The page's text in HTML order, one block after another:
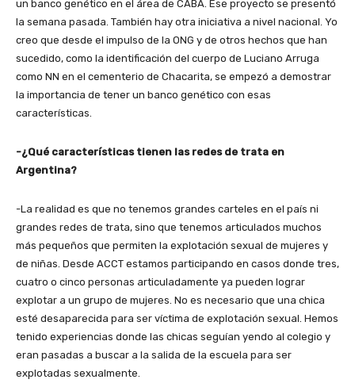
un banco genético en el área de CABA. Ese proyecto se presentó
la semana pasada. También hay otra iniciativa a nivel nacional. Yo
creo que desde el impulso de la ONG y de otros hechos que han
sucedido, como la identificación del cuerpo de Luciano Arruga
como NN en el cementerio de Chacarita, se empezó a demostrar
la importancia de tener un banco genético con esas
características.
-¿Qué características tienen las redes de trata en
Argentina?
-La realidad es que no tenemos grandes carteles en el país ni
grandes redes de trata, sino que tenemos articulados muchos
más pequeños que permiten la explotación sexual de mujeres y
de niñas. Desde ACCT estamos participando en casos donde tres,
cuatro o cinco personas articuladamente ya pueden lograr
explotar a un grupo de mujeres. No es necesario que una chica
esté desaparecida para ser víctima de explotación sexual. Hemos
tenido experiencias donde las chicas seguían yendo al colegio y
eran pasadas a buscar a la salida de la escuela para ser
explotadas sexualmente.